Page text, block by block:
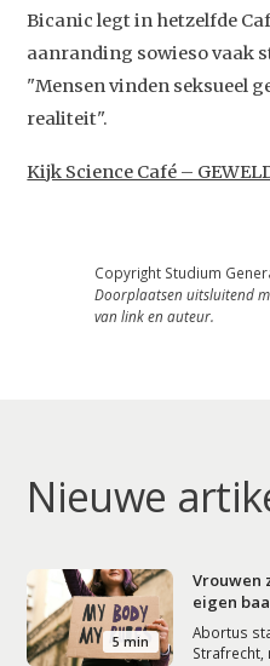
Bicanic legt in hetzelfde
aanranding sowieso vaak
"Mensen vinden seksueel
realiteit".
Kijk Science Café –
Copyright Studium
Doorplaatsen uitsluitend
van link en auteur.
Nieuwe
5 min
Vrouwen
eigen
Abortus
Strafrecht,